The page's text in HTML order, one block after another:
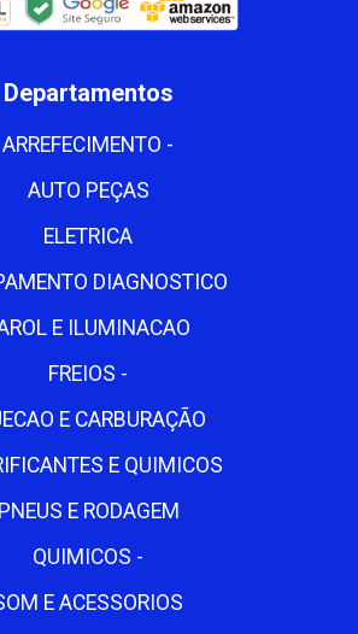
Departamentos
ARREFECIMENTO -
AUTO PEÇAS
ELETRICA
DIAGNOSTICO
E ILUMINACAO
FREIOS -
E CARBURAÇÃO
E QUIMICOS
PNEUS E RODAGEM
QUIMICOS -
E ACESSORIOS